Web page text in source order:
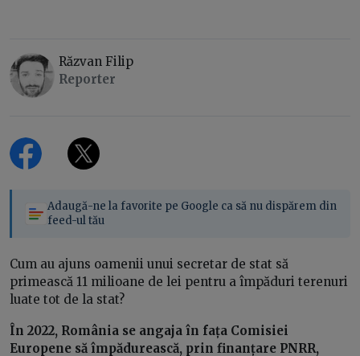
Răzvan Filip
Reporter
Adaugă-ne la favorite pe Google ca să nu dispărem din
feed-ul tău
Cum au ajuns oamenii unui secretar de stat să
primească 11 milioane de lei pentru a împăduri terenuri
luate tot de la stat?
În 2022, România se angaja în fața Comisiei
Europene să împădurească, prin finanțare PNRR,